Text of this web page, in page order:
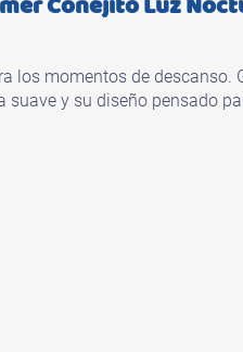
los momentos de descanso.
y su diseño pensado